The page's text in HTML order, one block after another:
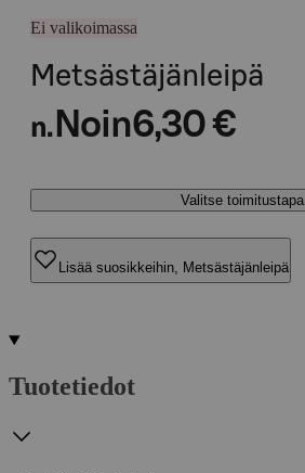
Ei valikoimassa
Metsästäjänleipä
n. Noin6,30 €
Valitse toimitustapa
Lisää suosikkeihin, Metsästäjänleipä
Tuotetiedot